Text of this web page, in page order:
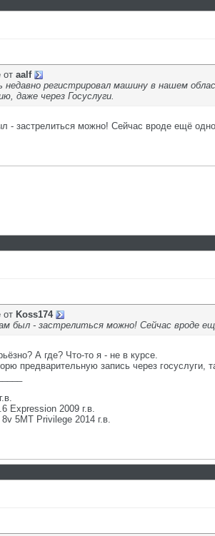
от aalf
недавно регистрировал машину в нашем
даже через Госуслуги.
- застрелиться можно! Сейчас вроде ещё
от Koss174
был - застрелиться можно! Сейчас вроде
А где? Что-то я - не в курсе.
предварительную запись через госуслуги,
Expression 2009 г.в.
8v 5МТ Privilege 2014 г.в.